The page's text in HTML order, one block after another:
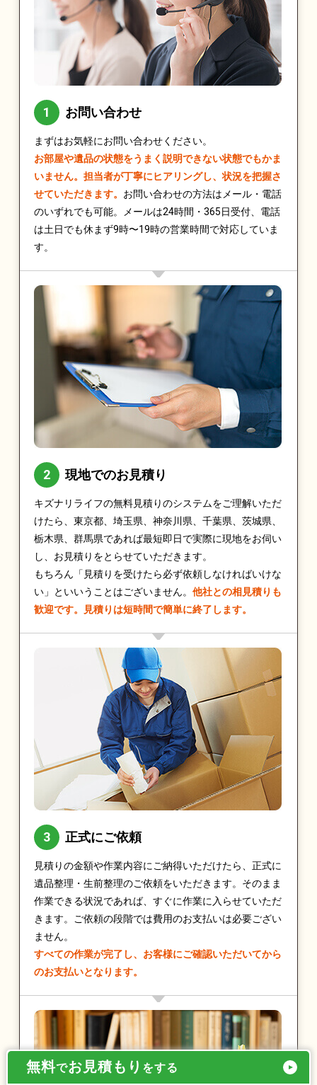
お問い合わせ
まずはお気軽にお問い合わせください。
お部屋や遺品の状態をうまく説明できない状態でもかま
いません。担当者が丁寧にヒアリングし、状況を把握さ
せていただきます。 お問い合わせの方法はメール・電話
のいずれでも可能。メールは24時間・365日受付、電話
は土日でも休まず9時〜19時の営業時間で対応していま
す。
現地でのお見積り
キズナリライフの無料見積りのシステムをご理解いただ
けたら、東京都、埼玉県、神奈川県、千葉県、茨城県、
栃木県、群馬県であれば最短即日で実際に現地をお伺い
し、お見積りをとらせていただきます。
もちろん「見積りを受けたら必ず依頼しなければいけな
い」といいうことはございません。 他社との相見積りも
歓迎です。見積りは短時間で簡単に終了します。
正式にご依頼
見積りの金額や作業内容にご納得いただけたら、正式に
遺品整理・生前整理のご依頼をいただきます。そのまま
作業できる状況であれば、すぐに作業に入らせていただ
きます。ご依頼の段階では費用のお支払いは必要ござい
ません。
すべての作業が完了し、お客様にご確認いただいてから
のお支払いとなります。
無料でお見積もり をする